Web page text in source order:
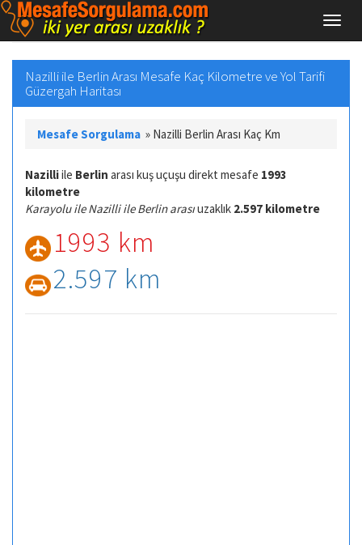
Nazilli ile Berlin Arası Mesafe Kaç Kilometre ve Yol Tarifi
Güzergah Haritası
Mesafe Sorgulama » Nazilli Berlin Arası Kaç Km
Nazilliile Berlin arası kuş uçuşu direkt mesafe 1993
kilometre
Karayolu ile Nazilli ile Berlin arasıuzaklık 2.597 kilometre
1993 km
2.597 km